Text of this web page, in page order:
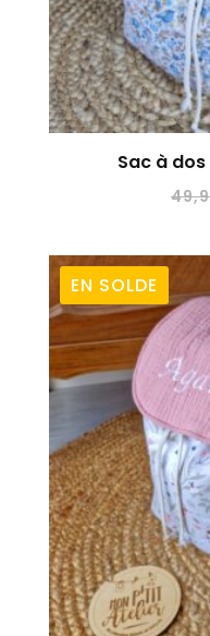
Sac à
EN SOLDE